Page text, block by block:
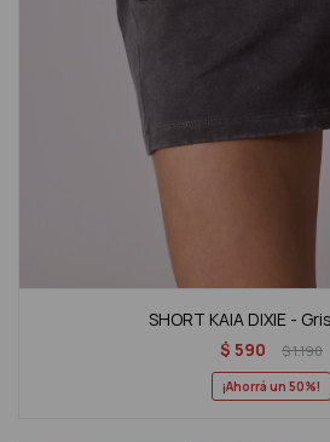
SHORT KAIA DIXIE -
$ 590 $1.190
50